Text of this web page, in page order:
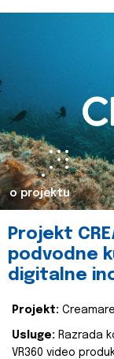
o projektu
Projekt
podvodne
digitalne
Projekt: Creamare
Usluge: Razrada
VR360 video